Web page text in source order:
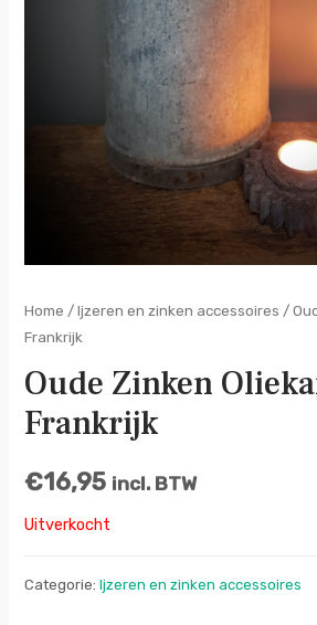
Home /Ijzeren en zinken accessoires /
Frankrijk
Oude Zinken
Frankrijk
€16,95 incl. BTW
Uitverkocht
Categorie:Ijzeren en zinken accessoires